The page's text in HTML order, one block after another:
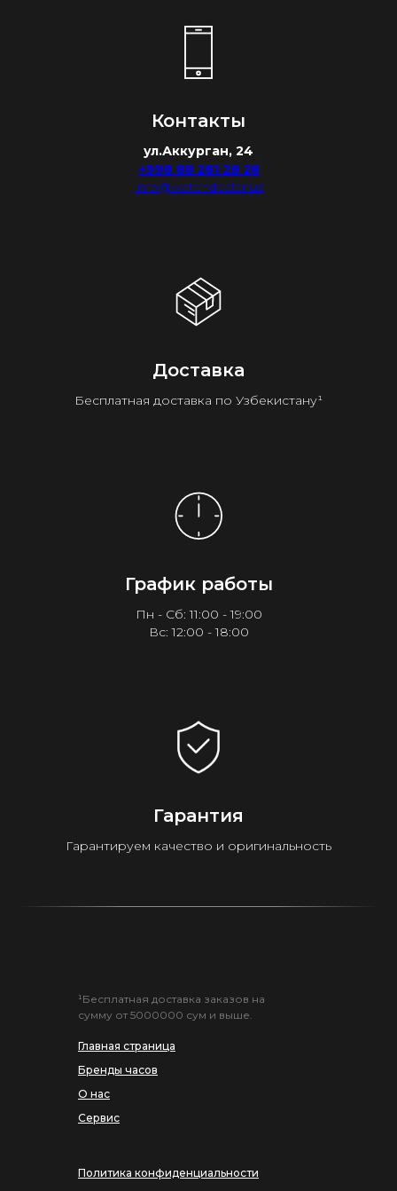
Контакты
ул.Аккурган, 24
+998 88 281 28 28
info@watchdealer.uz
Доставка
Бесплатная доставка по Узбекистану¹
График работы
Пн - Сб: 11:00 - 19:00
Вс: 12:00 - 18:00
Гарантия
Гарантируем качество и оригинальность
Главная страница
Бренды часов
О нас
Сервис
¹Бесплатная доставка заказов на
сумму от 5000000 сум и выше.
Политика конфиденциальности